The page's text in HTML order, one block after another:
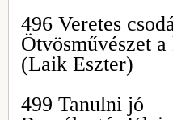
496 Veretes
Ötvösművészet
(Laik Eszter)
499 Tanulni jó